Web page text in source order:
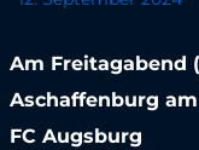
Am Freitagabend
Aschaffenburg
FC Augsburg